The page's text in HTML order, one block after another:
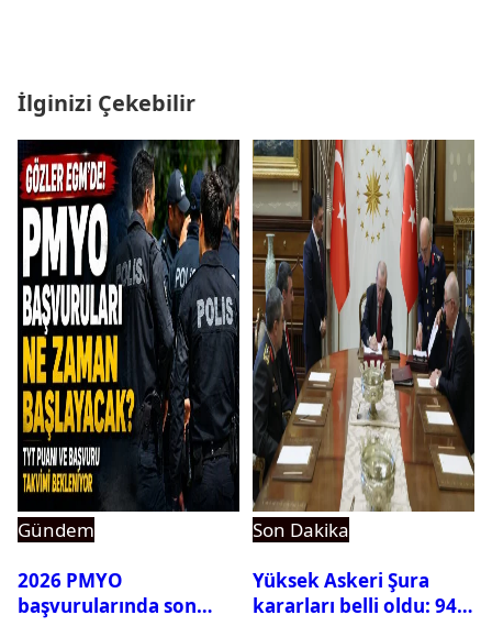
İlginizi Çekebilir
Gündem
2026 PMYO
başvurularında son
Son Dakika
Yüksek Askeri Şura
kararları belli oldu: 94